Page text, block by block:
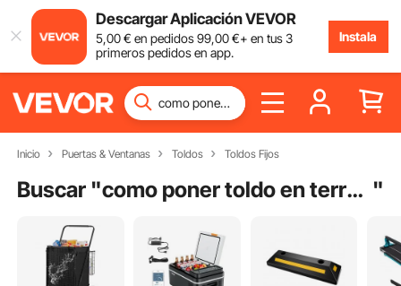
Descargar Aplicación VEVOR
5,00€ en pedidos99,00€+ en tus 3
primeros pedidos en app.
Instala
Inicio Puertas & Ventanas Toldos Toldos Fijos
Buscar " como poner toldo en terraza "